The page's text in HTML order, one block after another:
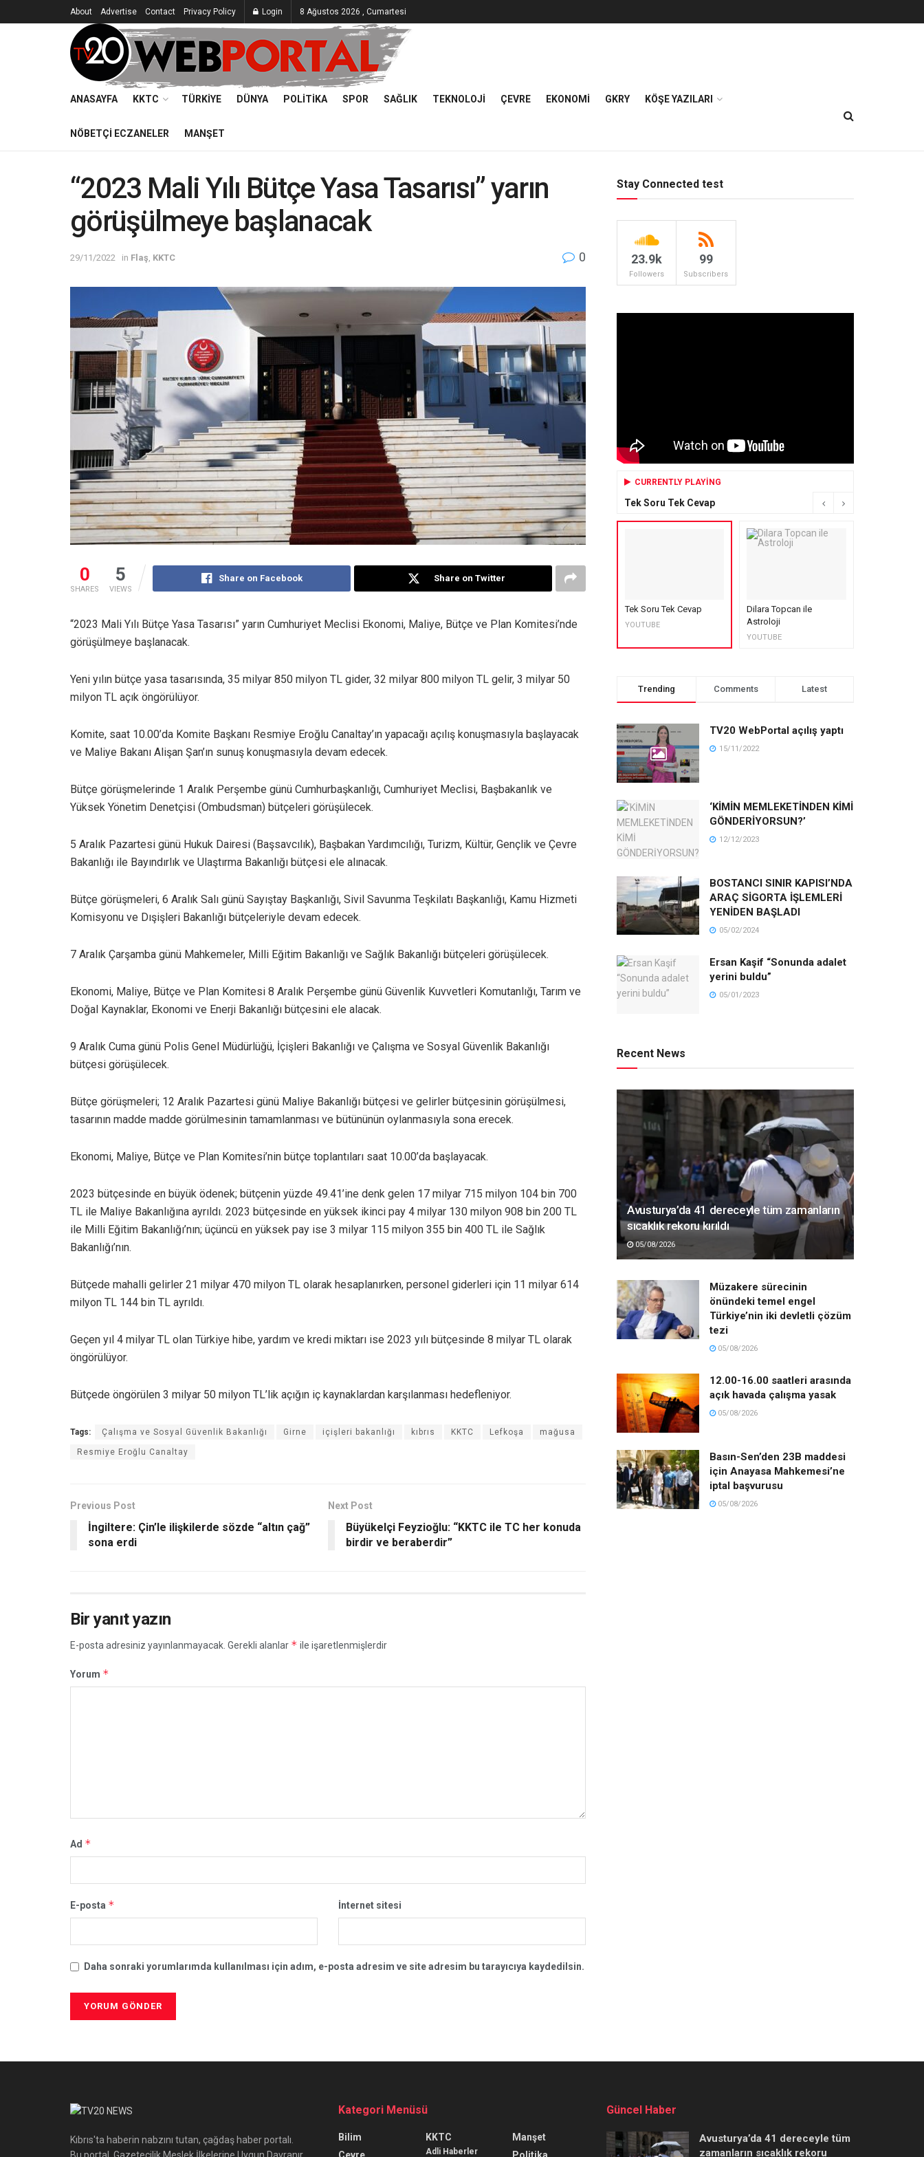
About Advertise Contact Privacy Policy Login 8 Ağustos 2026 , Cumartesi
ANASAYFA KKTC TÜRKIYE DÜNYA POLITIKA SPOR SAĞLIK TEKNOLOJI ÇEVRE EKONOMI GKRY KÖŞE YAZILARI
NÖBETÇI ECZANELER MANŞET
“2023 Mali Yılı Bütçe Yasa Tasarısı” yarın
görüşülmeye başlanacak
29/11/2022 in Flaş KKTC 0
0
SHARES
5
VIEWS
Share on Facebook Share on Twitter
“2023 Mali Yılı Bütçe Yasa Tasarısı” yarın Cumhuriyet Meclisi Ekonomi, Maliye, Bütçe ve Plan Komitesi’nde
görüşülmeye başlanacak.
Yeni yılın bütçe yasa tasarısında, 35 milyar 850 milyon TL gider, 32 milyar 800 milyon TL gelir, 3 milyar 50
milyon TL açık öngörülüyor.
Komite, saat 10.00’da Komite Başkanı Resmiye Eroğlu Canaltay’ın yapacağı açılış konuşmasıyla başlayacak
ve Maliye Bakanı Alişan Şan’ın sunuş konuşmasıyla devam edecek.
Bütçe görüşmelerinde 1 Aralık Perşembe günü Cumhurbaşkanlığı, Cumhuriyet Meclisi, Başbakanlık ve
Yüksek Yönetim Denetçisi (Ombudsman) bütçeleri görüşülecek.
5 Aralık Pazartesi günü Hukuk Dairesi (Başsavcılık), Başbakan Yardımcılığı, Turizm, Kültür, Gençlik ve Çevre
Bakanlığı ile Bayındırlık ve Ulaştırma Bakanlığı bütçesi ele alınacak.
Bütçe görüşmeleri, 6 Aralık Salı günü Sayıştay Başkanlığı, Sivil Savunma Teşkilatı Başkanlığı, Kamu Hizmeti
Komisyonu ve Dışişleri Bakanlığı bütçeleriyle devam edecek.
7 Aralık Çarşamba günü Mahkemeler, Milli Eğitim Bakanlığı ve Sağlık Bakanlığı bütçeleri görüşülecek.
Ekonomi, Maliye, Bütçe ve Plan Komitesi 8 Aralık Perşembe günü Güvenlik Kuvvetleri Komutanlığı, Tarım ve
Doğal Kaynaklar, Ekonomi ve Enerji Bakanlığı bütçesini ele alacak.
9 Aralık Cuma günü Polis Genel Müdürlüğü, İçişleri Bakanlığı ve Çalışma ve Sosyal Güvenlik Bakanlığı
bütçesi görüşülecek.
Bütçe görüşmeleri; 12 Aralık Pazartesi günü Maliye Bakanlığı bütçesi ve gelirler bütçesinin görüşülmesi,
tasarının madde madde görülmesinin tamamlanması ve bütününün oylanmasıyla sona erecek.
Ekonomi, Maliye, Bütçe ve Plan Komitesi’nin bütçe toplantıları saat 10.00’da başlayacak.
2023 bütçesinde en büyük ödenek; bütçenin yüzde 49.41’ine denk gelen 17 milyar 715 milyon 104 bin 700
TL ile Maliye Bakanlığına ayrıldı. 2023 bütçesinde en yüksek ikinci pay 4 milyar 130 milyon 908 bin 200 TL
ile Milli Eğitim Bakanlığı’nın; üçüncü en yüksek pay ise 3 milyar 115 milyon 355 bin 400 TL ile Sağlık
Bakanlığı’nın.
Bütçede mahalli gelirler 21 milyar 470 milyon TL olarak hesaplanırken, personel giderleri için 11 milyar 614
milyon TL 144 bin TL ayrıldı.
Geçen yıl 4 milyar TL olan Türkiye hibe, yardım ve kredi miktarı ise 2023 yılı bütçesinde 8 milyar TL olarak
öngörülüyor.
Bütçede öngörülen 3 milyar 50 milyon TL’lik açığın iç kaynaklardan karşılanması hedefleniyor.
Tags: Çalışma ve Sosyal Güvenlik Bakanlığı Girne içişleri bakanlığı kıbrıs KKTC Lefkoşa mağusa
Resmiye Eroğlu Canaltay
Previous Post
İngiltere: Çin’le ilişkilerde sözde “altın çağ”
sona erdi
Next Post
Büyükelçi Feyzioğlu: “KKTC ile TC her konuda
birdir ve beraberdir”
Bir yanıt yazın
E-posta adresiniz yayınlanmayacak. Gerekli alanlar * ile işaretlenmişlerdir
Yorum *
Ad *
E-posta * İnternet sitesi
Daha sonraki yorumlarımda kullanılması için adım, e-posta adresim ve site adresim bu tarayıcıya kaydedilsin.
Stay Connected test
23.9k
Followers
99
Subscribers
CURRENTLY PLAYING
Tek Soru Tek Cevap
Tek Soru Tek Cevap
YOUTUBE
Dilara Topcan ile
Astroloji
YOUTUBE
Trending Comments Latest
TV20 WebPortal açılış yaptı
15/11/2022
‘KİMİN MEMLEKETİNDEN KİMİ
GÖNDERİYORSUN?’
12/12/2023
BOSTANCI SINIR KAPISI’NDA
ARAÇ SİGORTA İŞLEMLERİ
YENİDEN BAŞLADI
05/02/2024
Ersan Kaşif “Sonunda adalet
yerini buldu”
05/01/2023
Recent News
Avusturya’da 41 dereceyle tüm zamanların
sıcaklık rekoru kırıldı
05/08/2026
Müzakere sürecinin
önündeki temel engel
Türkiye’nin iki devletli çözüm
tezi
05/08/2026
12.00-16.00 saatleri arasında
açık havada çalışma yasak
05/08/2026
Basın-Sen’den 23B maddesi
için Anayasa Mahkemesi’ne
iptal başvurusu
05/08/2026
Kıbrıs'ta haberin nabzını tutan, çağdaş haber portalı.
Kategori Menüsü
Bilim
Çevre
KKTC
Adli Haberler
Manşet
Politika
Güncel Haber
Avusturya’da 41 dereceyle tüm
zamanların sıcaklık rekoru